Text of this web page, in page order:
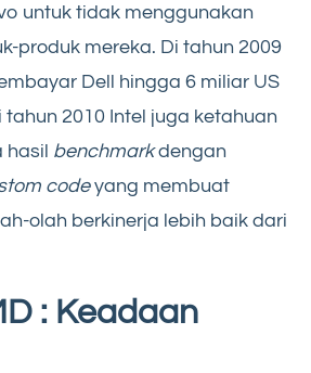
untuk tidak menggunakan
produk mereka. Di tahun 2009
Dell hingga 6 miliar US
tahun 2010 Intel juga ketahuan
hasil benchmarkdengan
codeyang membuat
olah berkinerja lebih baik dari
: Keadaan